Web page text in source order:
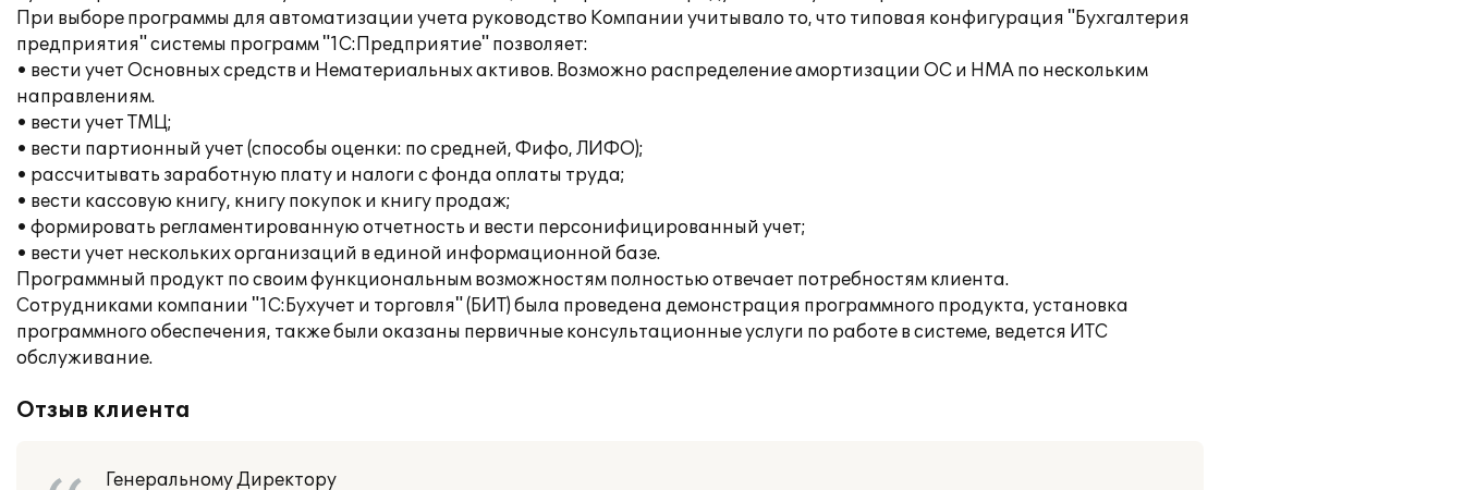
При выборе программы для автоматизации учета руководство Компании учитывало то, что типовая конфигурация "Бухгалтерия
предприятия" системы программ "1С:Предприятие" позволяет:
• вести учет Основных средств и Нематериальных активов. Возможно распределение амортизации ОС и НМА по нескольким
направлениям.
• вести учет ТМЦ;
• вести партионный учет (способы оценки: по средней, Фифо, ЛИФО);
• рассчитывать заработную плату и налоги с фонда оплаты труда;
• вести кассовую книгу, книгу покупок и книгу продаж;
• формировать регламентированную отчетность и вести персонифицированный учет;
• вести учет нескольких организаций в единой информационной базе.
Программный продукт по своим функциональным возможностям полностью отвечает потребностям клиента.
Сотрудниками компании "1С:Бухучет и торговля" (БИТ) была проведена демонстрация программного продукта, установка
программного обеспечения, также были оказаны первичные консультационные услуги по работе в системе, ведется ИТС
обслуживание.
Отзыв клиента
Генеральному Директору